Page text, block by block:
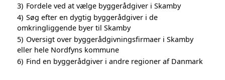
3) Fordele ved at vælge byggerådgiver i Skamby
4) Søg efter en dygtig byggerådgiver i de
omkringliggende byer til Skamby
5) Oversigt over byggerådgivningsfirmaer i Skamby
eller hele Nordfyns kommune
6) Find en byggerådgiver i andre regioner af Danmark